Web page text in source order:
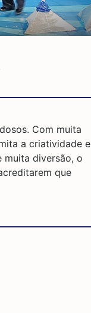
Com muita
a criatividade e
muita diversão, o
que